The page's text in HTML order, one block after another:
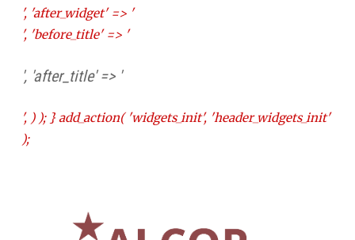
', 'after_widget' => '
', 'before_title' => '
', 'after_title' => '
', ) ); } add_action( 'widgets_init', 'header_widgets_init'
);